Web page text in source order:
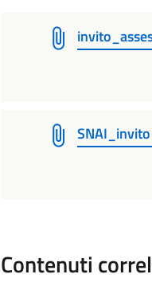
Contenuti